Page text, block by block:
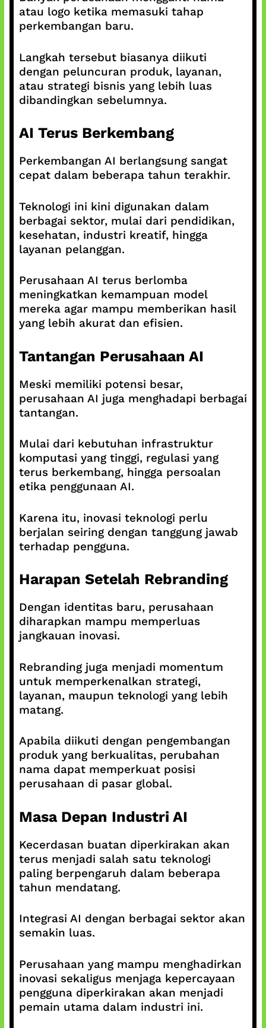
atau logo ketika memasuki tahap
perkembangan baru.
Langkah tersebut biasanya diikuti
dengan peluncuran produk, layanan,
atau strategi bisnis yang lebih luas
dibandingkan sebelumnya.
AI Terus Berkembang
Perkembangan AI berlangsung sangat
cepat dalam beberapa tahun terakhir.
Teknologi ini kini digunakan dalam
berbagai sektor, mulai dari pendidikan,
kesehatan, industri kreatif, hingga
layanan pelanggan.
Perusahaan AI terus berlomba
meningkatkan kemampuan model
mereka agar mampu memberikan hasil
yang lebih akurat dan efisien.
Tantangan Perusahaan AI
Meski memiliki potensi besar,
perusahaan AI juga menghadapi berbagai
tantangan.
Mulai dari kebutuhan infrastruktur
komputasi yang tinggi, regulasi yang
terus berkembang, hingga persoalan
etika penggunaan AI.
Karena itu, inovasi teknologi perlu
berjalan seiring dengan tanggung jawab
terhadap pengguna.
Harapan Setelah Rebranding
Dengan identitas baru, perusahaan
diharapkan mampu memperluas
jangkauan inovasi.
Rebranding juga menjadi momentum
untuk memperkenalkan strategi,
layanan, maupun teknologi yang lebih
matang.
Apabila diikuti dengan pengembangan
produk yang berkualitas, perubahan
nama dapat memperkuat posisi
perusahaan di pasar global.
Masa Depan Industri AI
Kecerdasan buatan diperkirakan akan
terus menjadi salah satu teknologi
paling berpengaruh dalam beberapa
tahun mendatang.
Integrasi AI dengan berbagai sektor akan
semakin luas.
Perusahaan yang mampu menghadirkan
inovasi sekaligus menjaga kepercayaan
pengguna diperkirakan akan menjadi
pemain utama dalam industri ini.